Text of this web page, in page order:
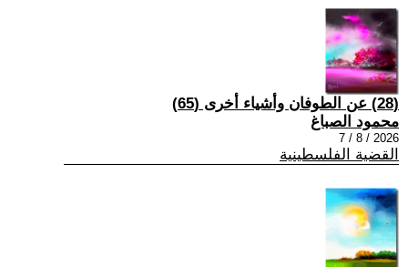
(28) عن الطوفان وأشياء أخرى (65)
محمود الصباغ
2026 / 8 / 7
القضية الفلسطينية